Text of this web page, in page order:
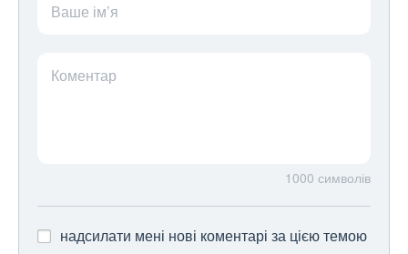
Ваше ім’я
Коментар
1000 символів
надсилати мені нові коментарі за цією темою